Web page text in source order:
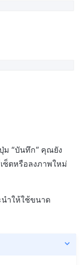
ม “บันทึก” คุณยัง
ซ็ตหรือลงภาพใหม่
ำให้ใช้ขนาด